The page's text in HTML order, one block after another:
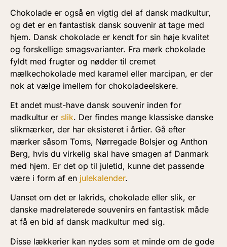
Chokolade er også en vigtig del af dansk madkultur,
og det er en fantastisk dansk souvenir at tage med
hjem. Dansk chokolade er kendt for sin høje kvalitet
og forskellige smagsvarianter. Fra mørk chokolade
fyldt med frugter og nødder til cremet
mælkechokolade med karamel eller marcipan, er der
nok at vælge imellem for chokoladeelskere.
Et andet must-have dansk souvenir inden for
madkultur er slik. Der findes mange klassiske danske
slikmærker, der har eksisteret i årtier. Gå efter
mærker såsom Toms, Nørregade Bolsjer og Anthon
Berg, hvis du virkelig skal have smagen af Danmark
med hjem. Er det op til juletid, kunne det passende
være i form af en julekalender.
Uanset om det er lakrids, chokolade eller slik, er
danske madrelaterede souvenirs en fantastisk måde
at få en bid af dansk madkultur med sig.
Disse lækkerier kan nydes som et minde om de gode